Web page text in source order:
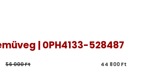
| 0PH4133-528487
56 000 Ft 44 800 Ft